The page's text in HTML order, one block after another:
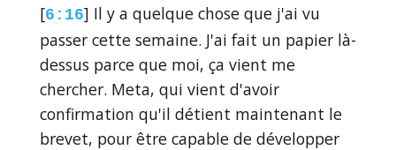
[6:16] Il y a quelque chose que j'ai vu
passer cette semaine. J'ai fait un papier là-
dessus parce que moi, ça vient me
chercher. Meta, qui vient d'avoir
confirmation qu'il détient maintenant le
brevet, pour être capable de développer